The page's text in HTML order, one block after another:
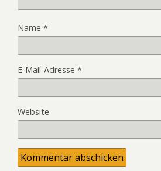
Name *
E-Mail-Adresse *
Website